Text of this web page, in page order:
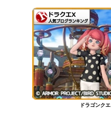
ドラゴンク